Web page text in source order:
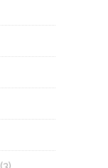
(3)